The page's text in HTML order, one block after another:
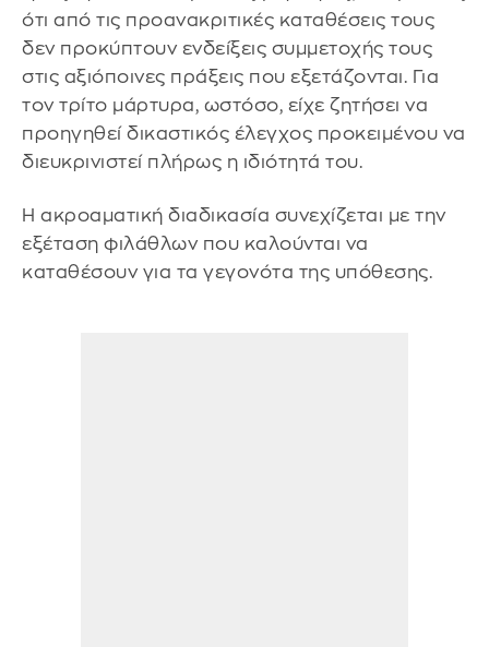
ότι από τις προανακριτικές καταθέσεις τους
δεν προκύπτουν ενδείξεις συμμετοχής τους
στις αξιόποινες πράξεις που εξετάζονται. Για
τον τρίτο μάρτυρα, ωστόσο, είχε ζητήσει να
προηγηθεί δικαστικός έλεγχος προκειμένου να
διευκρινιστεί πλήρως η ιδιότητά του.
Η ακροαματική διαδικασία συνεχίζεται με την
εξέταση φιλάθλων που καλούνται να
καταθέσουν για τα γεγονότα της υπόθεσης.